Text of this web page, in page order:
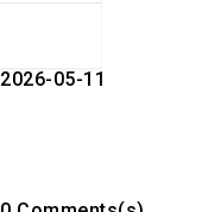
2026-05-11